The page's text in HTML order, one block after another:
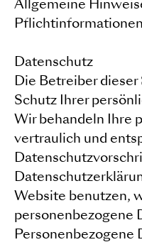
Allgemeine
Pflichtinformationen
Datenschutz
Die Betreiber
Schutz Ihrer
Wir behandeln Ihre
vertraulich und
Website benutzen,
personenbezogene
Personenbezogene